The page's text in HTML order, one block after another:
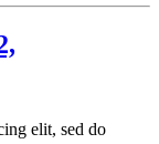
elit, sed do